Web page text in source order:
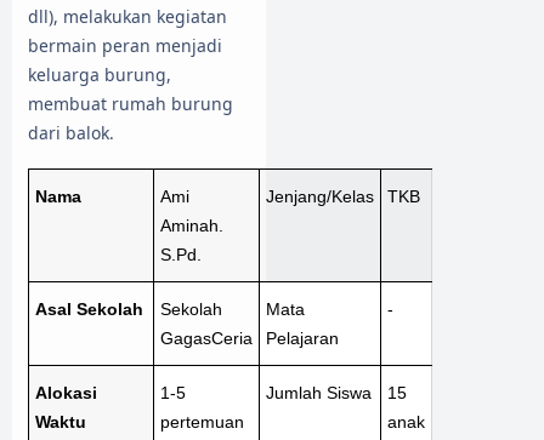
dll), melakukan kegiatan
bermain peran menjadi
keluarga burung,
membuat rumah burung
dari balok.
Nama
Ami
Aminah.
S.Pd.
Jenjang/Kelas TKB
Asal Sekolah
Sekolah
GagasCeria
Mata
Pelajaran
-
Alokasi
Waktu
1-5
pertemuan
Jumlah Siswa
15
anak